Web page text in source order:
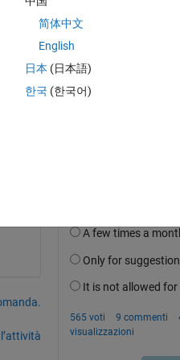
简体中文
English
日本 (日本語)
한국 (한국어)